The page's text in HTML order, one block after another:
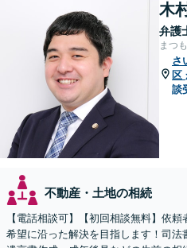
木
弁護
まつ
さ
区
談
不動産・土地の相続
【電話相談可】【初回相談無料】依頼
希望に沿った解決を目指します！司法